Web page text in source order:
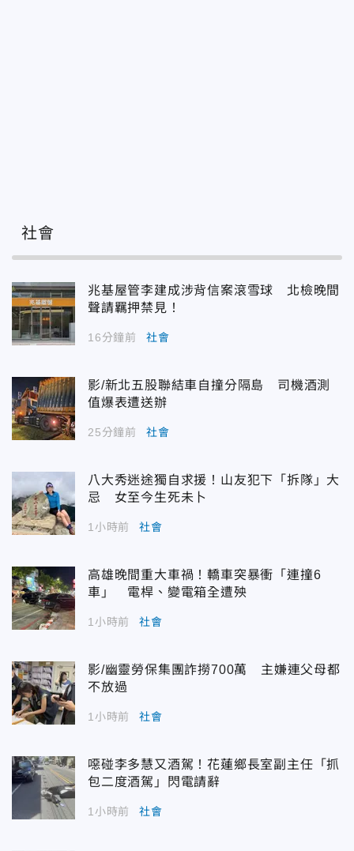
社會
兆基屋管李建成涉背信案滾雪球 北檢晚間
聲請羈押禁見！
16分鐘前 社會
影/新北五股聯結車自撞分隔島 司機酒測
值爆表遭送辦
25分鐘前 社會
八大秀迷途獨自求援！山友犯下「拆隊」大
忌 女至今生死未卜
1小時前 社會
高雄晚間重大車禍！轎車突暴衝「連撞6
車」 電桿、變電箱全遭殃
1小時前 社會
影/幽靈勞保集團詐撈700萬 主嫌連父母都
不放過
1小時前 社會
噁碰李多慧又酒駕！花蓮鄉長室副主任「抓
包二度酒駕」閃電請辭
1小時前 社會